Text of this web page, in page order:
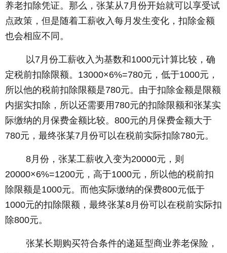
养老扣除凭证。那么，张某从7月份开始就可以享受试
点政策，但是随着工薪收入每月发生变化，扣除金额
也会相应不同。
以7月份工薪收入为基数和1000元计算比较，确
定税前扣除限额。13000×6%=780元，低于1000元，
所以他的税前扣除限额是780元。由于扣除金额是限额
内据实扣除，所以还需要用780元的扣除限额和张某实
际缴纳的月保费金额比较。800元的月保费金额大于
780元，最终张某7月份可以在税前实际扣除780元。
8月份，张某工薪收入变为20000元，则
20000×6%=1200元，高于1000元，所以他的税前扣
除限额是1000元。而他实际缴纳的保费800元低于
1000元的扣除限额，最终张某8月份可以在税前实际扣
除800元。
张某长期购买符合条件的递延型商业养老保险，